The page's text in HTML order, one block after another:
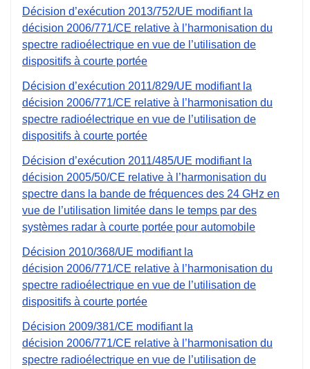
Décision d’exécution 2013/752/UE modifiant la
décision 2006/771/CE relative à l’harmonisation du
spectre radioélectrique en vue de l’utilisation de
dispositifs à courte portée
Décision d’exécution 2011/829/UE modifiant la
décision 2006/771/CE relative à l’harmonisation du
spectre radioélectrique en vue de l’utilisation de
dispositifs à courte portée
Décision d’exécution 2011/485/UE modifiant la
décision 2005/50/CE relative à l’harmonisation du
spectre dans la bande de fréquences des 24 GHz en
vue de l’utilisation limitée dans le temps par des
systèmes radar à courte portée pour automobile
Décision 2010/368/UE modifiant la
décision 2006/771/CE relative à l’harmonisation du
spectre radioélectrique en vue de l’utilisation de
dispositifs à courte portée
Décision 2009/381/CE modifiant la
décision 2006/771/CE relative à l’harmonisation du
spectre radioélectrique en vue de l’utilisation de